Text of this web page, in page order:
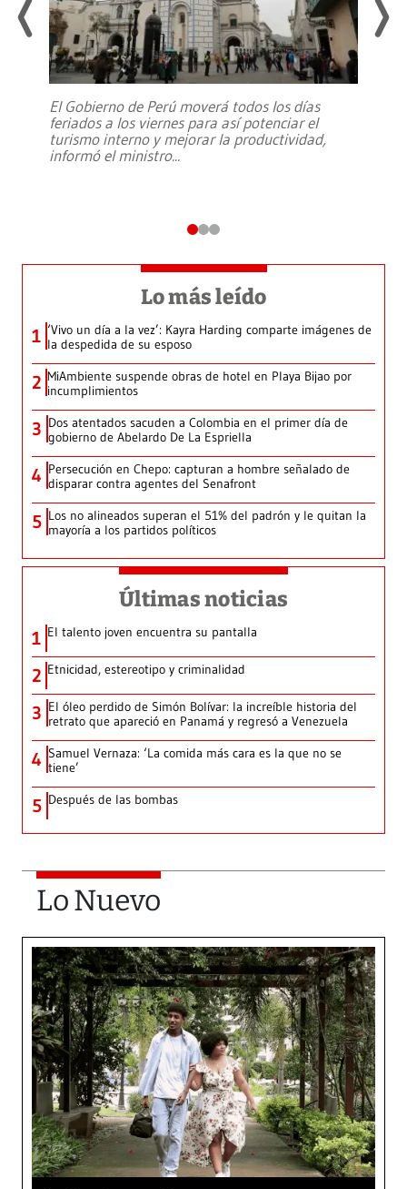
El Gobierno de Perú moverá todos los días
feriados a los viernes para así potenciar el
turismo interno y mejorar la productividad,
informó el ministro...
Lo más leído
1 ‘Vivo un día a la vez’: Kayra Harding comparte imágenes de
la despedida de su esposo
2 MiAmbiente suspende obras de hotel en Playa Bijao por
incumplimientos
3 Dos atentados sacuden a Colombia en el primer día de
gobierno de Abelardo De La Espriella
4 Persecución en Chepo: capturan a hombre señalado de
disparar contra agentes del Senafront
5 Los no alineados superan el 51% del padrón y le quitan la
mayoría a los partidos políticos
Últimas noticias
1 El talento joven encuentra su pantalla​
2 Etnicidad, estereotipo y criminalidad
3 El óleo perdido de Simón Bolívar: la increíble historia del
retrato que apareció en Panamá y regresó a Venezuela
4 Samuel Vernaza: ‘La comida más cara es la que no se
tiene’
5 Después de las bombas
Lo Nuevo